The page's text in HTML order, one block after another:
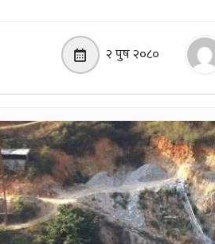
२ पुष २०८०